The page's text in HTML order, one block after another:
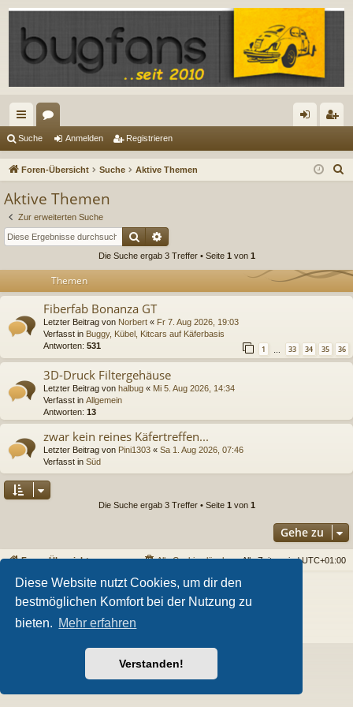
Diese Website nutzt Cookies, um dir den
bestmöglichen Komfort bei der Nutzung zu
bieten. Mehr erfahren
Verstanden!
ch
ne
riff
en m ist
Suche Anmelden Registrieren
Foren-Übersicht Suche Aktive Themen
Aktive Themen
Zur erweiterten Suche
Suche
Die Suche ergab 3 Treffer • Seite 1 von 1
Themen
Fiberfab Bonanza GT
Letzter Beitrag von Norbert « Fr 7. Aug 2026, 19:03
Verfasst in Buggy, Kübel, Kitcars auf Käferbasis
Antworten: 531 1 … 33 34 35 36
3D-Druck Filtergehäuse
Letzter Beitrag von halbug « Mi 5. Aug 2026, 14:34
Verfasst in Allgemein
Antworten: 13
zwar kein reines Käfertreffen...
Letzter Beitrag von Pini1303 « Sa 1. Aug 2026, 07:46
Verfasst in Süd
Die Suche ergab 3 Treffer • Seite 1 von 1
Gehe zu
Foren-Übersicht Alle Zeiten sindUTC+01:00
Alle Cookies löschen
Powered byphpBB® Forum Software © phpBB Limited
Style vonArty- phpBB 3.3 von MrGaby
Datenschutz